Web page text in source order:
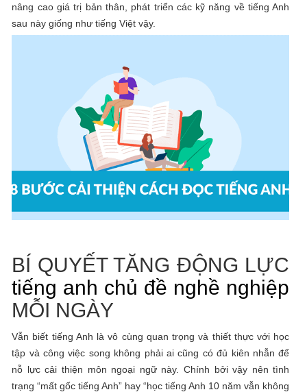
nâng cao giá trị bản thân, phát triển các kỹ năng về tiếng Anh
sau này giống như tiếng Việt vậy.
BÍ QUYẾT TĂNG ĐỘNG LỰC
tiếng anh chủ đề nghề nghiệp
MỖI NGÀY
Vẫn biết tiếng Anh là vô cùng quan trọng và thiết thực với học
tập và công việc song không phải ai cũng có đủ kiên nhẫn để
nỗ lực cải thiện môn ngoại ngữ này. Chính bởi vậy nên tình
trạng “mất gốc tiếng Anh” hay “học tiếng Anh 10 năm vẫn không